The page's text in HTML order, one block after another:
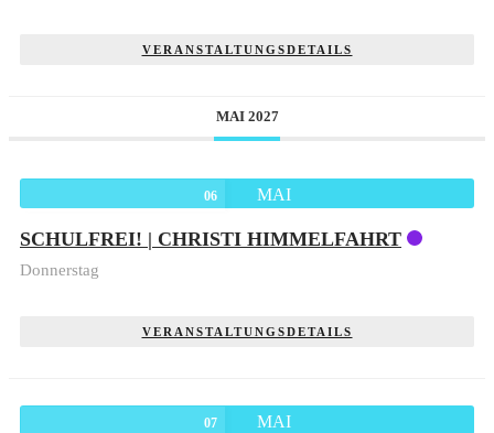
VERANSTALTUNGSDETAILS
MAI 2027
06 MAI
SCHULFREI! | CHRISTI HIMMELFAHRT
Donnerstag
VERANSTALTUNGSDETAILS
07 MAI